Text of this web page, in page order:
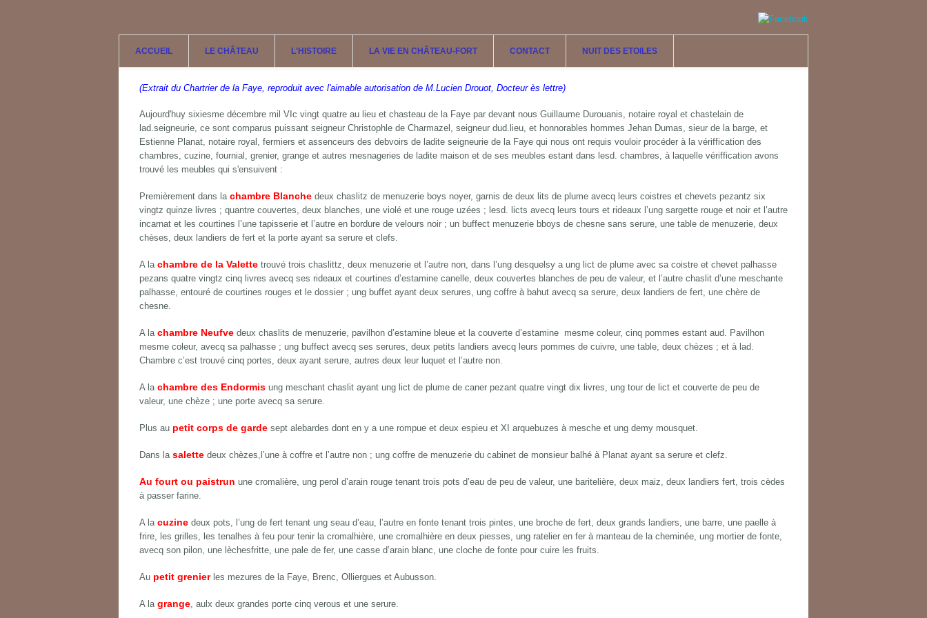
ACCUEIL LE CHÂTEAU L'HISTOIRE LA VIE EN CHÂTEAU-FORT CONTACT NUIT DES ETOILES
(Extrait du Chartrier de la Faye, reproduit avec l'aimable autorisation de M.Lucien Drouot, Docteur ès lettre)
Aujourd'huy sixiesme décembre mil VIc vingt quatre au lieu et chasteau de la Faye par devant nous Guillaume Durouanis, notaire royal et chastelain de
lad.seigneurie, ce sont comparus puissant seigneur Christophle de Charmazel, seigneur dud.lieu, et honnorables hommes Jehan Dumas, sieur de la barge, et
Estienne Planat, notaire royal, fermiers et assenceurs des debvoirs de ladite seigneurie de la Faye qui nous ont requis vouloir procéder à la vériffication des
chambres, cuzine, fournial, grenier, grange et autres mesnageries de ladite maison et de ses meubles estant dans lesd. chambres, à laquelle vériffication avons
trouvé les meubles qui s'ensuivent :
Premièrement dans la chambre Blanche deux chaslitz de menuzerie boys noyer, garnis de deux lits de plume avecq leurs coistres et chevets pezantz six
vingtz quinze livres ; quantre couvertes, deux blanches, une violé et une rouge uzées ; lesd. licts avecq leurs tours et rideaux l’ung sargette rouge et noir et l’autre
incarnat et les courtines l’une tapisserie et l’autre en bordure de velours noir ; un buffect menuzerie bboys de chesne sans serure, une table de menuzerie, deux
chèses, deux landiers de fert et la porte ayant sa serure et clefs.
A la chambre de la Valette trouvé trois chaslittz, deux menuzerie et l’autre non, dans l’ung desquelsy a ung lict de plume avec sa coistre et chevet palhasse
pezans quatre vingtz cinq livres avecq ses rideaux et courtines d’estamine canelle, deux couvertes blanches de peu de valeur, et l’autre chaslit d’une meschante
palhasse, entouré de courtines rouges et le dossier ; ung buffet ayant deux serures, ung coffre à bahut avecq sa serure, deux landiers de fert, une chère de
chesne.
A la chambre Neufve deux chaslits de menuzerie, pavilhon d’estamine bleue et la couverte d’estamine mesme coleur, cinq pommes estant aud. Pavilhon
mesme coleur, avecq sa palhasse ; ung buffect avecq ses serures, deux petits landiers avecq leurs pommes de cuivre, une table, deux chèzes ; et à lad.
Chambre c’est trouvé cinq portes, deux ayant serure, autres deux leur luquet et l’autre non.
A la chambre des Endormis ung meschant chaslit ayant ung lict de plume de caner pezant quatre vingt dix livres, ung tour de lict et couverte de peu de
valeur, une chèze ; une porte avecq sa serure.
Plus au petit corps de garde sept alebardes dont en y a une rompue et deux espieu et XI arquebuzes à mesche et ung demy mousquet.
Dans la salette deux chèzes,l’une à coffre et l’autre non ; ung coffre de menuzerie du cabinet de monsieur balhé à Planat ayant sa serure et clefz.
Au fourt ou paistrun une cromalière, ung perol d’arain rouge tenant trois pots d’eau de peu de valeur, une baritelière, deux maiz, deux landiers fert, trois cèdes
à passer farine.
A la cuzine deux pots, l’ung de fert tenant ung seau d’eau, l’autre en fonte tenant trois pintes, une broche de fert, deux grands landiers, une barre, une paelle à
frire, les grilles, les tenalhes à feu pour tenir la cromalhière, une cromalhière en deux piesses, ung ratelier en fer à manteau de la cheminée, ung mortier de fonte,
avecq son pilon, une lèchesfritte, une pale de fer, une casse d’arain blanc, une cloche de fonte pour cuire les fruits.
Au petit grenierles mezures de la Faye, Brenc, Olliergues et Aubusson.
A la grange, aulx deux grandes porte cinq verous et une serure.